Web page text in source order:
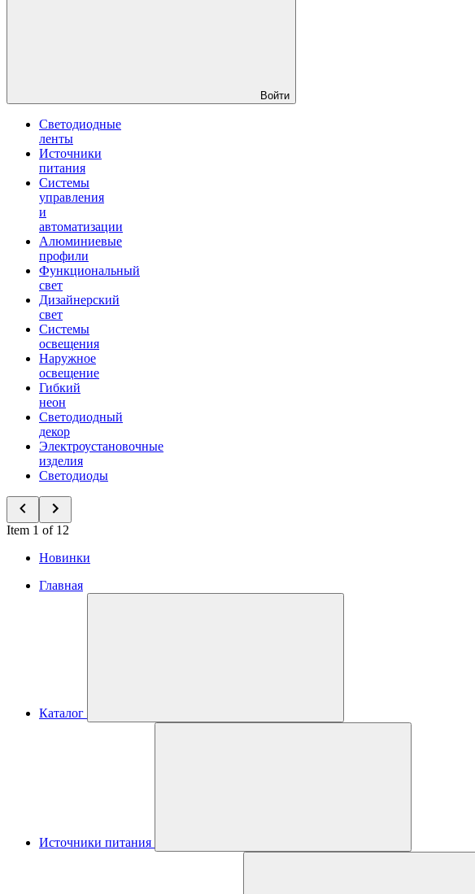
Войти
Светодиодные
ленты
Источники
питания
Системы
управления
и
автоматизации
Алюминиевые
профили
Функциональный
свет
Дизайнерский
свет
Системы
освещения
Наружное
освещение
Гибкий
неон
Светодиодный
декор
Электроустановочные
изделия
Светодиоды
Item 1 of 12
Новинки
Главная
Каталог
Источники питания